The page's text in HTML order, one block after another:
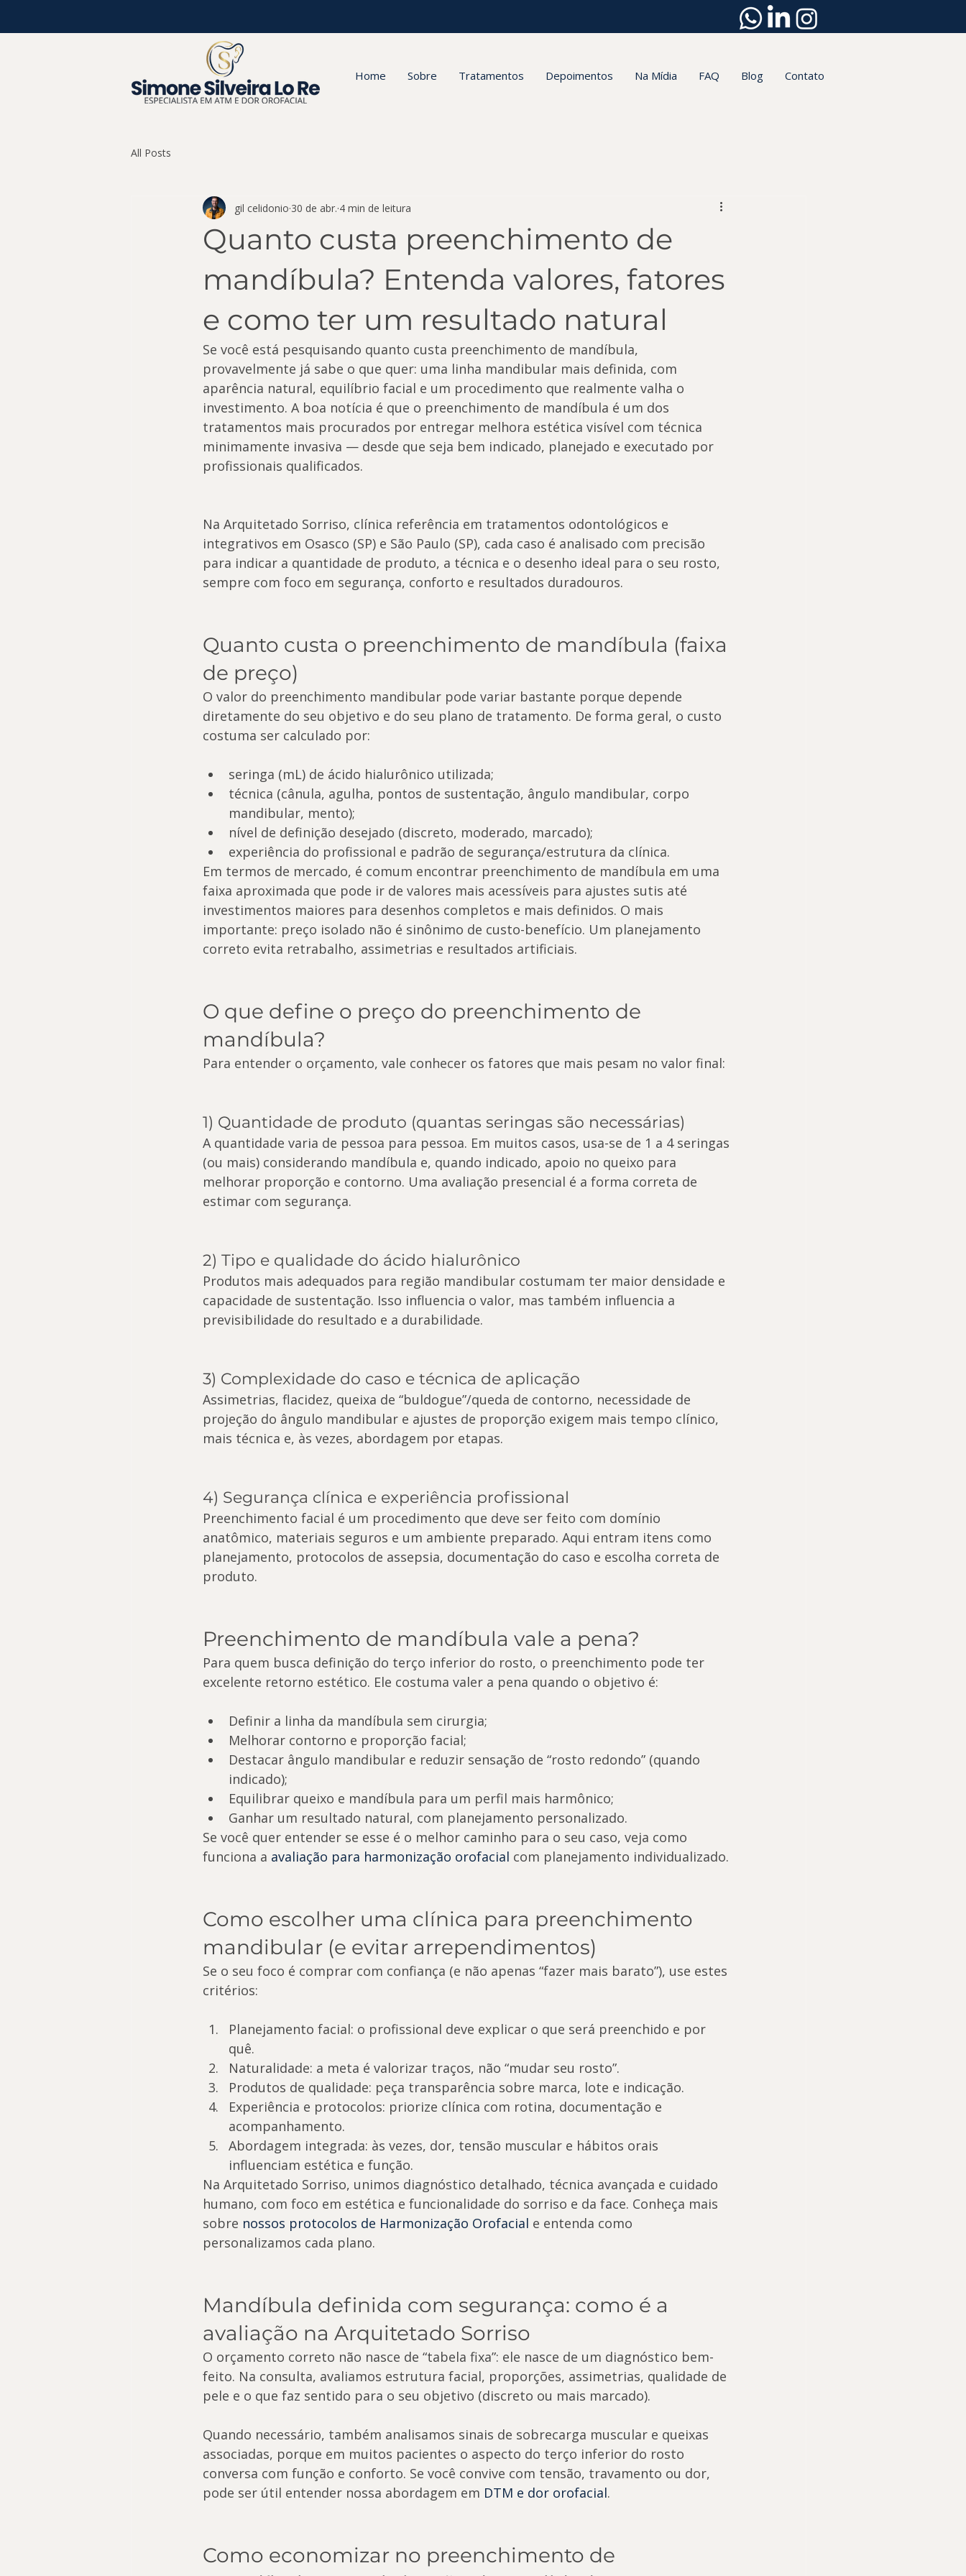
Home Sobre Tratamentos Depoimentos Na Mídia FAQ Blog Contato
All Posts
Quanto custa preenchimento de
mandíbula? Entenda valores, fatores
e como ter um resultado natural
gil celidonio 30 de abr. 4 min de leitura
Se você está pesquisando quanto custa preenchimento de mandíbula,
provavelmente já sabe o que quer: uma linha mandibular mais definida, com
aparência natural, equilíbrio facial e um procedimento que realmente valha o
investimento. A boa notícia é que o preenchimento de mandíbula é um dos
tratamentos mais procurados por entregar melhora estética visível com técnica
minimamente invasiva — desde que seja bem indicado, planejado e executado por
profissionais qualificados.
Na Arquitetado Sorriso, clínica referência em tratamentos odontológicos e
integrativos em Osasco (SP) e São Paulo (SP), cada caso é analisado com precisão
para indicar a quantidade de produto, a técnica e o desenho ideal para o seu rosto,
sempre com foco em segurança, conforto e resultados duradouros.
Quanto custa o preenchimento de mandíbula (faixa
de preço)
O valor do preenchimento mandibular pode variar bastante porque depende
diretamente do seu objetivo e do seu plano de tratamento. De forma geral, o custo
costuma ser calculado por:
seringa (mL) de ácido hialurônico utilizada;
técnica (cânula, agulha, pontos de sustentação, ângulo mandibular, corpo
mandibular, mento);
nível de definição desejado (discreto, moderado, marcado);
experiência do profissional e padrão de segurança/estrutura da clínica.
Em termos de mercado, é comum encontrar preenchimento de mandíbula em uma
faixa aproximada que pode ir de valores mais acessíveis para ajustes sutis até
investimentos maiores para desenhos completos e mais definidos. O mais
importante: preço isolado não é sinônimo de custo-benefício. Um planejamento
correto evita retrabalho, assimetrias e resultados artificiais.
O que define o preço do preenchimento de
mandíbula?
Para entender o orçamento, vale conhecer os fatores que mais pesam no valor final:
1) Quantidade de produto (quantas seringas são necessárias)
A quantidade varia de pessoa para pessoa. Em muitos casos, usa-se de 1 a 4 seringas
(ou mais) considerando mandíbula e, quando indicado, apoio no queixo para
melhorar proporção e contorno. Uma avaliação presencial é a forma correta de
estimar com segurança.
2) Tipo e qualidade do ácido hialurônico
Produtos mais adequados para região mandibular costumam ter maior densidade e
capacidade de sustentação. Isso influencia o valor, mas também influencia a
previsibilidade do resultado e a durabilidade.
3) Complexidade do caso e técnica de aplicação
Assimetrias, flacidez, queixa de “buldogue”/queda de contorno, necessidade de
projeção do ângulo mandibular e ajustes de proporção exigem mais tempo clínico,
mais técnica e, às vezes, abordagem por etapas.
4) Segurança clínica e experiência profissional
Preenchimento facial é um procedimento que deve ser feito com domínio
anatômico, materiais seguros e um ambiente preparado. Aqui entram itens como
planejamento, protocolos de assepsia, documentação do caso e escolha correta de
produto.
Preenchimento de mandíbula vale a pena?
Para quem busca definição do terço inferior do rosto, o preenchimento pode ter
excelente retorno estético. Ele costuma valer a pena quando o objetivo é:
Definir a linha da mandíbula sem cirurgia;
Melhorar contorno e proporção facial;
Destacar ângulo mandibular e reduzir sensação de “rosto redondo” (quando
indicado);
Equilibrar queixo e mandíbula para um perfil mais harmônico;
Ganhar um resultado natural, com planejamento personalizado.
Se você quer entender se esse é o melhor caminho para o seu caso, veja como
funciona a avaliação para harmonização orofacial com planejamento individualizado.
Como escolher uma clínica para preenchimento
mandibular (e evitar arrependimentos)
Se o seu foco é comprar com confiança (e não apenas “fazer mais barato”), use estes
critérios:
Planejamento facial: o profissional deve explicar o que será preenchido e por
quê.
Naturalidade: a meta é valorizar traços, não “mudar seu rosto”.
Produtos de qualidade: peça transparência sobre marca, lote e indicação.
Experiência e protocolos: priorize clínica com rotina, documentação e
acompanhamento.
Abordagem integrada: às vezes, dor, tensão muscular e hábitos orais
influenciam estética e função.
Na Arquitetado Sorriso, unimos diagnóstico detalhado, técnica avançada e cuidado
humano, com foco em estética e funcionalidade do sorriso e da face. Conheça mais
sobre nossos protocolos de Harmonização Orofacial e entenda como
personalizamos cada plano.
Mandíbula definida com segurança: como é a
avaliação na Arquitetado Sorriso
O orçamento correto não nasce de “tabela fixa”: ele nasce de um diagnóstico bem-
feito. Na consulta, avaliamos estrutura facial, proporções, assimetrias, qualidade de
pele e o que faz sentido para o seu objetivo (discreto ou mais marcado).
Quando necessário, também analisamos sinais de sobrecarga muscular e queixas
associadas, porque em muitos pacientes o aspecto do terço inferior do rosto
conversa com função e conforto. Se você convive com tensão, travamento ou dor,
pode ser útil entender nossa abordagem em DTM e dor orofacial.
Como economizar no preenchimento de